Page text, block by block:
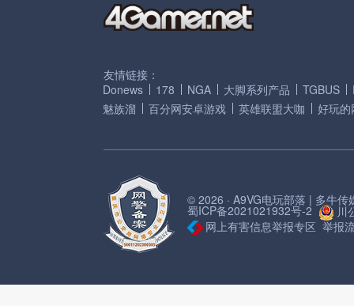
友情链接：
Donews
178 NGA 大脚系列产品 TGBUS
魅族溜
百分网安卓游戏 英雄联盟大咖 好玩的
© 2026 · A9VG电玩部落 | 多牛传
蜀ICP备2021021932号-2
川
网上有害信息举报专区 举报